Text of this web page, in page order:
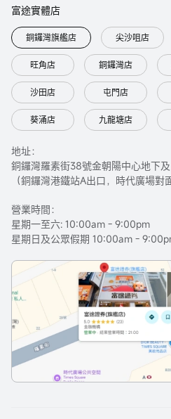
富途實體店
銅鑼灣旗艦店 尖沙咀店
旺角店 銅鑼灣店
沙田店 屯門店
葵涌店 九龍塘店
地址：
銅鑼灣羅素街38號金朝陽中心地下
（銅鑼灣港鐵站A出口，時代廣場對
營業時間：
星期一至六: 10:00am - 9:00pm
星期日及公眾假期 10:00am -